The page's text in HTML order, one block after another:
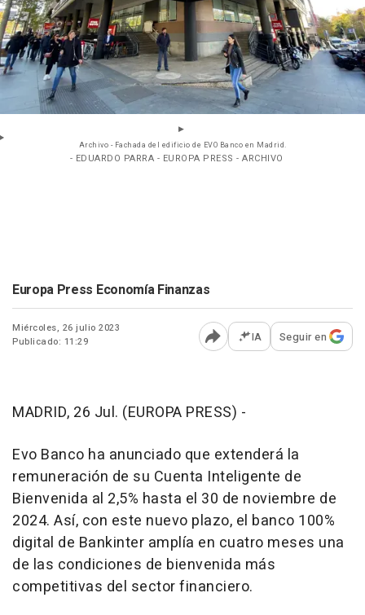
Archivo - Fachada del edificio de EVO Banco en Madrid.
- EDUARDO PARRA - EUROPA PRESS - ARCHIVO
Europa Press Economía Finanzas
Miércoles, 26 julio 2023
Publicado: 11:29
Abrir opciones para
IA Seguir en
MADRID, 26 Jul. (EUROPA PRESS) -
Evo Banco ha anunciado que extenderá la
remuneración de su Cuenta Inteligente de
Bienvenida al 2,5% hasta el 30 de noviembre de
2024. Así, con este nuevo plazo, el banco 100%
digital de Bankinter amplía en cuatro meses una
de las condiciones de bienvenida más
competitivas del sector financiero.